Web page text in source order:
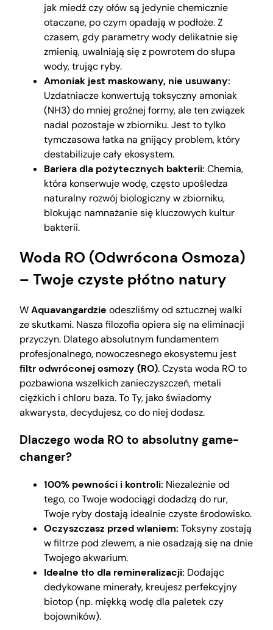
jak miedź czy ołów są jedynie chemicznie
otaczane, po czym opadają w podłoże. Z
czasem, gdy parametry wody delikatnie się
zmienią, uwalniają się z powrotem do słupa
wody, trując ryby.
Amoniak jest maskowany, nie usuwany:
Uzdatniacze konwertują toksyczny amoniak
(NH3) do mniej groźnej formy, ale ten związek
nadal pozostaje w zbiorniku. Jest to tylko
tymczasowa łatka na gnijący problem, który
destabilizuje cały ekosystem.
Bariera dla pożytecznych bakterii: Chemia,
która konserwuje wodę, często upośledza
naturalny rozwój biologiczny w zbiorniku,
blokując namnażanie się kluczowych kultur
bakterii.
Woda RO (Odwrócona Osmoza)
– Twoje czyste płótno natury
WAquavangardzie odeszliśmy od sztucznej walki
ze skutkami. Nasza filozofia opiera się na eliminacji
przyczyn. Dlatego absolutnym fundamentem
profesjonalnego, nowoczesnego ekosystemu jest
filtr odwróconej osmozy (RO). Czysta woda RO to
pozbawiona wszelkich zanieczyszczeń, metali
ciężkich i chloru baza. To Ty, jako świadomy
akwarysta, decydujesz, co do niej dodasz.
Dlaczego woda RO to absolutny game-
changer?
100% pewności i kontroli: Niezależnie od
tego, co Twoje wodociągi dodadzą do rur,
Twoje ryby dostają idealnie czyste środowisko.
Oczyszczasz przed wlaniem: Toksyny zostają
w filtrze pod zlewem, a nie osadzają się na dnie
Twojego akwarium.
Idealne tło dla remineralizacji: Dodając
dedykowane minerały, kreujesz perfekcyjny
biotop (np. miękką wodę dla paletek czy
bojowników).